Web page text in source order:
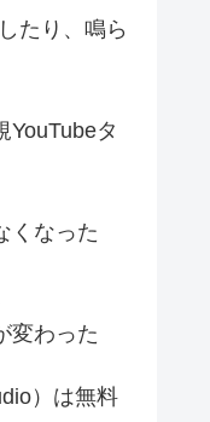
たり、鳴ら
YouTubeタ
くなった
変わった
）は無料